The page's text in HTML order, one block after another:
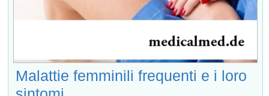
Malattie femminili frequenti e i loro